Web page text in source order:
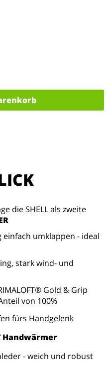
die SHELL als zweite
umklappen - ideal
stark wind- und
Gold & Grip
von 100%
fürs Handgelenk
Handwärmer
- weich und robust